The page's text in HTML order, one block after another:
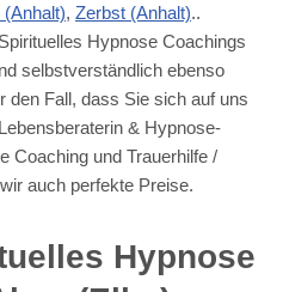
(Anhalt), Zerbst (Anhalt)..
Hypnose Coachings
selbstverständlich ebenso
den Fall, dass Sie sich auf uns
& Hypnose-
Coaching und Trauerhilfe /
auch perfekte Preise.
Hypnose